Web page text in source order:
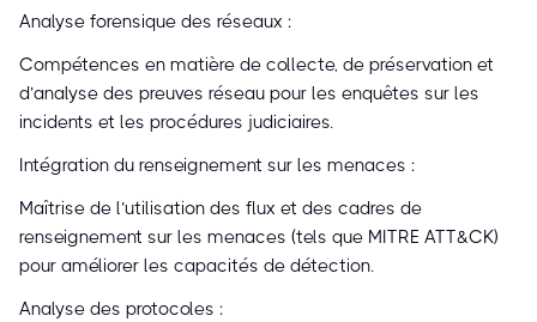
Analyse forensique des réseaux :
Compétences en matière de collecte, de préservation et
d’analyse des preuves réseau pour les enquêtes sur les
incidents et les procédures judiciaires.
Intégration du renseignement sur les menaces :
Maîtrise de l’utilisation des flux et des cadres de
renseignement sur les menaces (tels que MITRE ATT&CK)
pour améliorer les capacités de détection.
Analyse des protocoles :